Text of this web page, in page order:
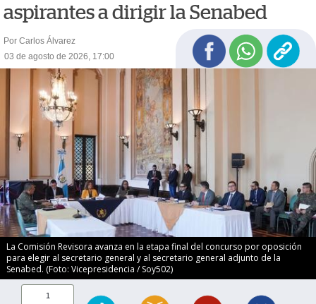
aspirantes a dirigir la Senabed
Por Carlos Álvarez
03 de agosto de 2026, 17:00
La Comisión Revisora avanza en la etapa final del concurso por oposición
para elegir al secretario general y al secretario general adjunto de la
Senabed. (Foto: Vicepresidencia / Soy502)
1